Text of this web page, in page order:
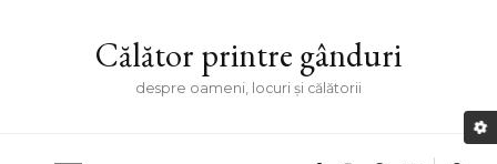
Călător printre gânduri
despre oameni, locuri și călătorii